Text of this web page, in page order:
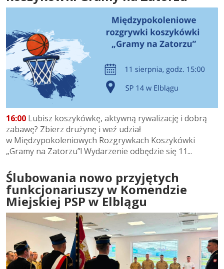
16:00 Lubisz koszykówkę, aktywną rywalizację i dobrą
zabawę? Zbierz drużynę i weź udział
w Międzypokoleniowych Rozgrywkach Koszykówki
„Gramy na Zatorzu”! Wydarzenie odbędzie się 11...
Ślubowania nowo przyjętych
funkcjonariuszy w Komendzie
Miejskiej PSP w Elblągu